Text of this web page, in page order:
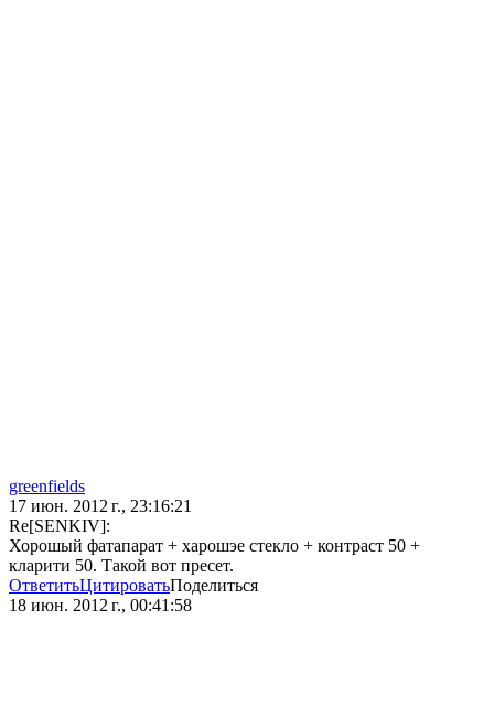
greenfields
17 июн. 2012 г., 23:16:21
Re[SENKIV]:
Хорошый фатапарат + харошэе стекло + контраст 50 +
кларити 50. Такой вот пресет.
ОтветитьЦитироватьПоделиться
18 июн. 2012 г., 00:41:58